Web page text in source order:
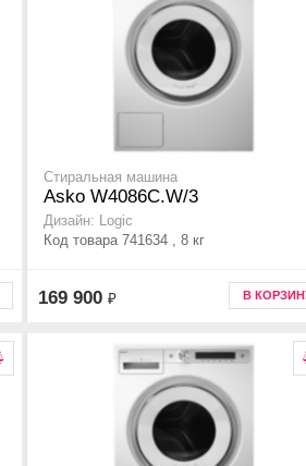
Стиральная машина
Asko W4086C.W/3
Дизайн: Logic
Код товара 741634 , 8 кг
169 900 ₽ В